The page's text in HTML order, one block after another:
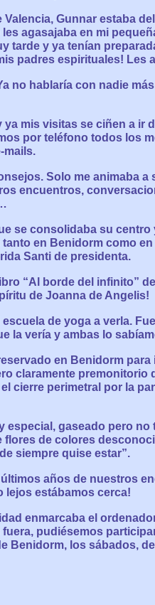
Gunnar estaba
agasajaba en mi
tarde y ya tenían
padres espirituales! Les
no hablaría con nadie
mis visitas se ciñen a ir
por teléfono todos los
mails.
Solo me animaba a
encuentros,
se consolidaba su centro
en Benidorm como en
Santi de presidenta.
“Al borde del infinito”
de Joanna de Angelis!
de yoga a verla.
la vería y ambas lo
en Benidorm para
claramente premonitorio
cierre perimetral por la
especial, gaseado pero no
flores de colores
siempre quise estar”.
años de nuestros
lejos estábamos cerca!
enmarcaba el
pudiésemos
Benidorm, los sábados,